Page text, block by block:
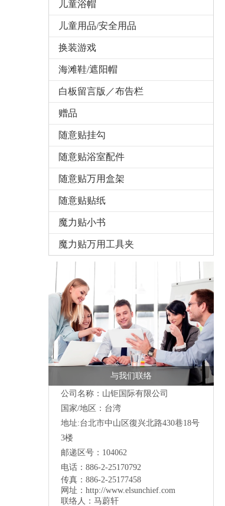
儿童浴帽
儿童用品/安全用品
换装游戏
海滩鞋/遮阳帽
白板留言版／布告栏
赠品
随意贴挂勾
随意贴浴室配件
随意贴万用盒架
随意贴贴纸
魔力贴小书
魔力贴万用工具夹
与我们联络
公司名称：山钜国际有限公司
国家/地区：台湾
地址:台北市中山区復兴北路430巷18号
3楼
邮递区号：104062
电话：886-2-25170792
传真：886-2-25177458
网址： http://www.elsunchief.com
联络人：马蔚轩